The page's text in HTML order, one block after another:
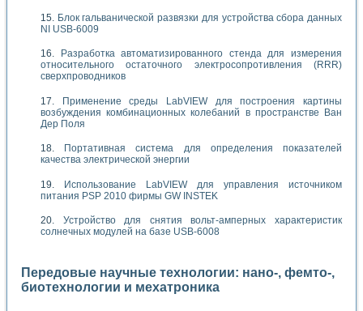
Блок гальванической развязки для устройства сбора данных
NI USB-6009
Разработка автоматизированного стенда для измерения
относительного остаточного электросопротивления (RRR)
сверхпроводников
Применение среды LabVIEW для построения картины
возбуждения комбинационных колебаний в пространстве Ван
Дер Поля
Портативная система для определения показателей
качества электрической энергии
Использование LabVIEW для управления источником
питания PSP 2010 фирмы GW INSTEK
Устройство для снятия вольт-амперных характеристик
солнечных модулей на базе USB-6008
Передовые научные технологии: нано-, фемто-,
биотехнологии и мехатроника